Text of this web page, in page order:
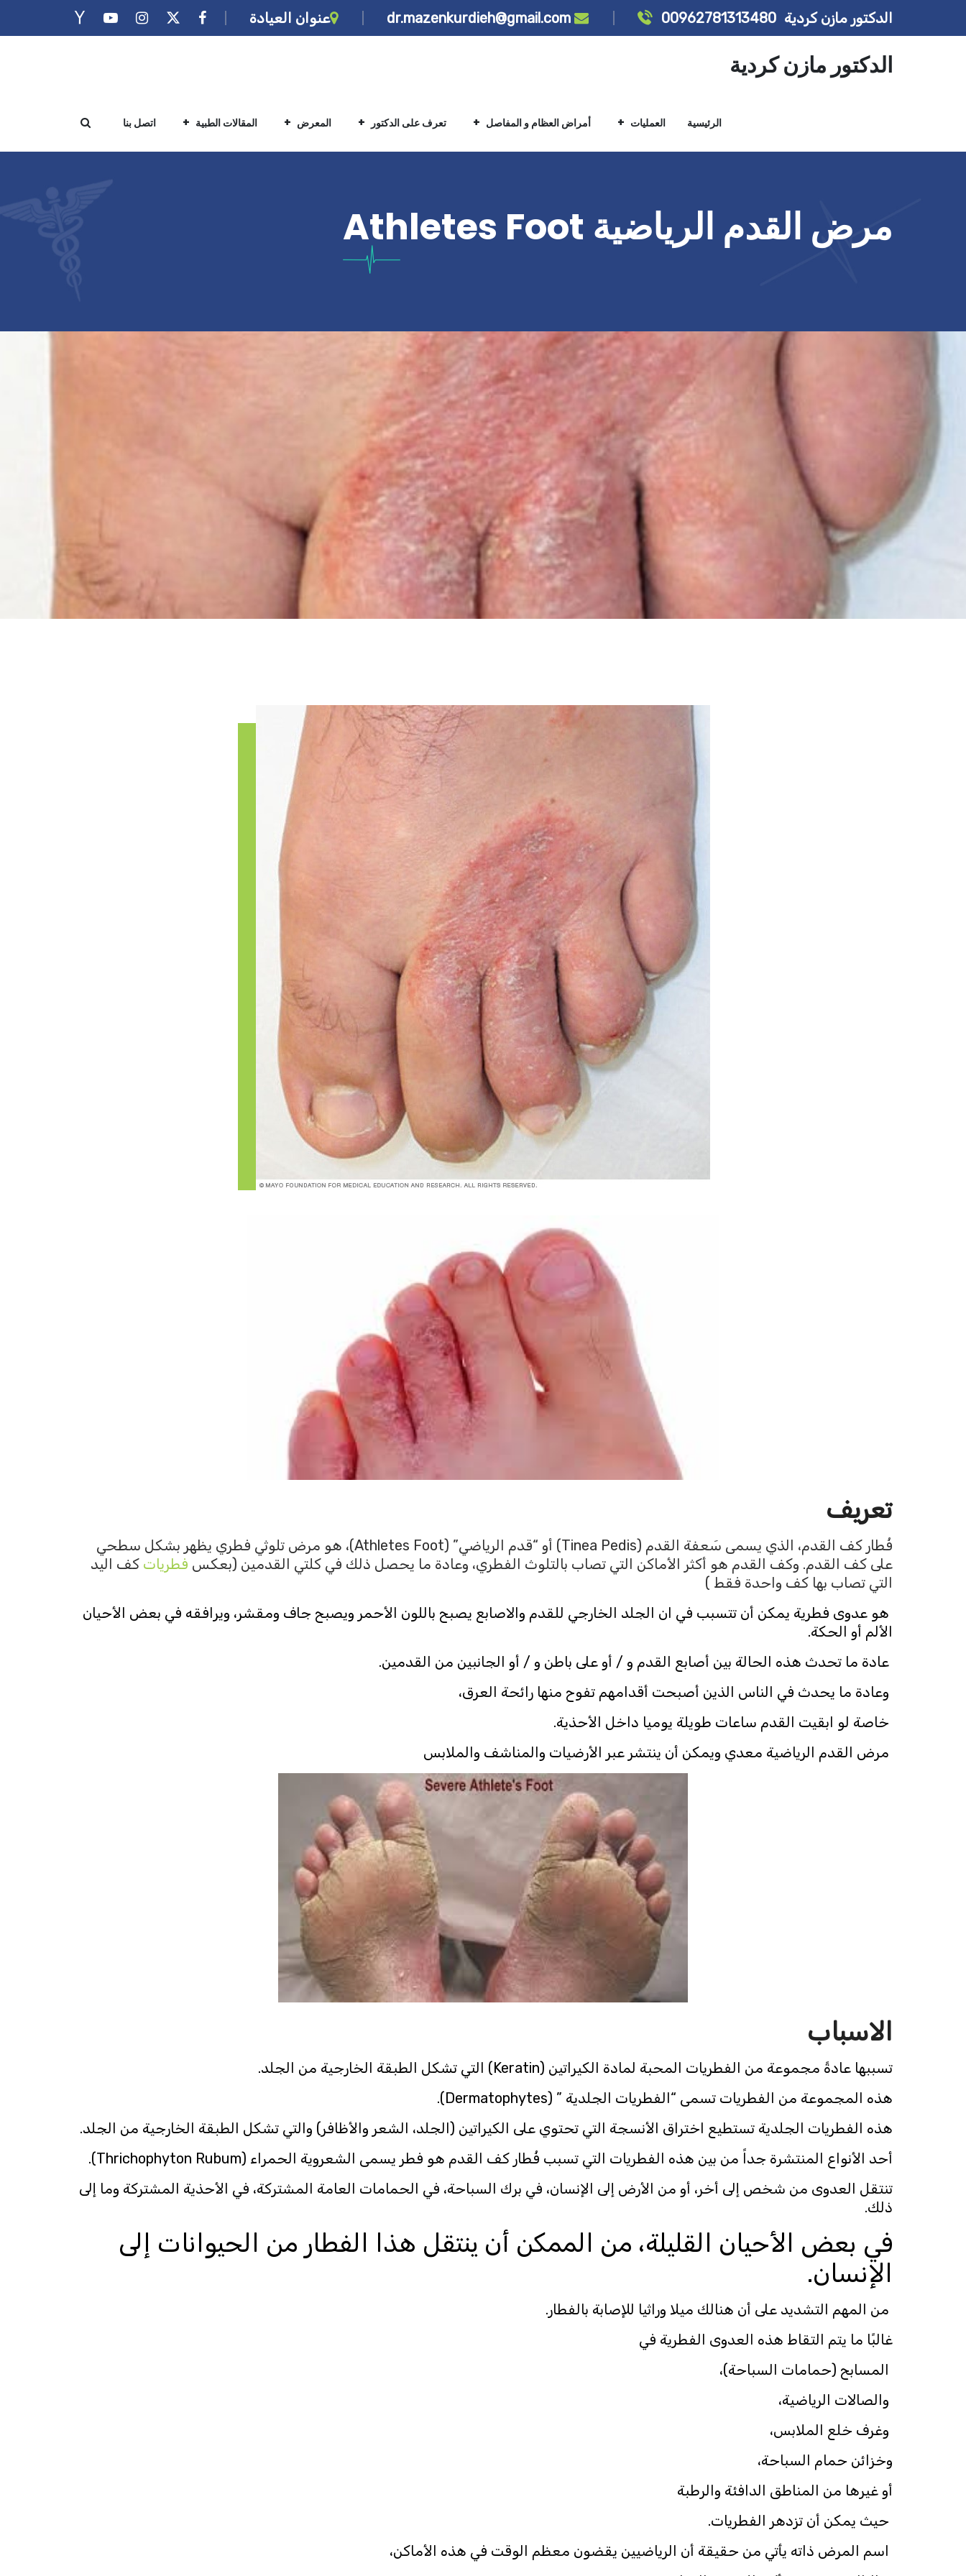
الدكتور مازن كردية 00962781313480 عنوان العيادة
الدكتور مازن كردية
الرئيسية العمليات أمراض العظام و المفاصل تعرف على الدكتور المعرض المقالات الطبية اتصل بنا
مرض القدم الرياضية Athletes Foot
تعريف
فُطار كف القدم، الذي يسمى سَعفة القدم (Tinea Pedis) أو “قدم الرياضي” (Athletes Foot)، هو مرض تلوثي فطري يظهر بشكل سطحي
على كف القدم. وكف القدم هو أكثر الأماكن التي تصاب بالتلوث الفطري، وعادة ما يحصل ذلك في كلتي القدمين (بعكس فطريات كف اليد
التي تصاب بها كف واحدة فقط )
هو عدوى فطرية يمكن أن تتسبب في ان الجلد الخارجي للقدم والاصابع يصبح باللون الأحمر ويصبح جاف ومقشر، ويرافقه في بعض الأحيان
الألم أو الحكة.
عادة ما تحدث هذه الحالة بين أصابع القدم و / أو على باطن و / أو الجانبين من القدمين.
وعادة ما يحدث في الناس الذين أصبحت أقدامهم تفوح منها رائحة العرق،
خاصة لو ابقيت القدم ساعات طويلة يوميا داخل الأحذية.
مرض القدم الرياضية معدي ويمكن أن ينتشر عبر الأرضيات والمناشف والملابس
الاسباب
تسببها عادةً مجموعة من الفطريات المحبة لمادة الكيراتين (Keratin) التي تشكل الطبقة الخارجية من الجلد.
هذه المجموعة من الفطريات تسمى “الفطريات الجلدية ” (Dermatophytes).
هذه الفطريات الجلدية تستطيع اختراق الأنسجة التي تحتوي على الكيراتين (الجلد، الشعر والأظافر) والتي تشكل الطبقة الخارجية من الجلد.
أحد الأنواع المنتشرة جداً من بين هذه الفطريات التي تسبب فُطار كف القدم هو فطر يسمى الشعروية الحمراء (Thrichophyton Rubum).
تنتقل العدوى من شخص إلى أخر، أو من الأرض إلى الإنسان، في برك السباحة، في الحمامات العامة المشتركة، في الأحذية المشتركة وما إلى
ذلك.
في بعض الأحيان القليلة، من الممكن أن ينتقل هذا الفطار من الحيوانات إلى
الإنسان.
من المهم التشديد على أن هنالك ميلا وراثيا للإصابة بالفطار.
غالبًا ما يتم التقاط هذه العدوى الفطرية في
المسابح (حمامات السباحة)،
والصالات الرياضية،
وغرف خلع الملابس،
وخزائن حمام السباحة،
أو غيرها من المناطق الدافئة والرطبة
حيث يمكن أن تزدهر الفطريات.
اسم المرض ذاته يأتي من حقيقة أن الرياضيين يقضون معظم الوقت في هذه الأماكن،